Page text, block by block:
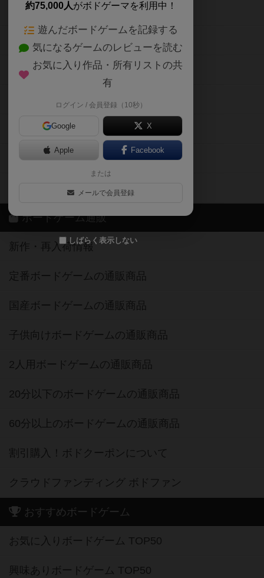
約75,000人がボドゲーマを利用中！
遊んだボードゲームを記録する
気になるゲームのレビューを読む
お気に入り作品・所有リストの共
有
ログイン / 会員登録（10秒）
Google X
Apple Facebook
または
メールで会員登録
しばらく表示しない
ボードゲームの新着レビュー
ボードゲーム会情報
メカニクス特集
掲示板・トピックス
ボドとも・会員一覧
ボードゲーム業界コラム
ボドゲーマご利用案内
ボードゲーム通販
新作・再入荷情報
定番ボードゲームの通販商品
国産ボードゲームの通販商品
子供向けボードゲームの通販商品
2人用ボードゲームの通販商品
20分以下のボードゲームの通販商品
60分以上のボードゲームの通販商品
割引購入！ボドクーポンについて
クラウドファンディング ボドファン
おすすめボードゲーム
お気に入りボードゲーム TOP50
興味ありボードゲーム TOP50